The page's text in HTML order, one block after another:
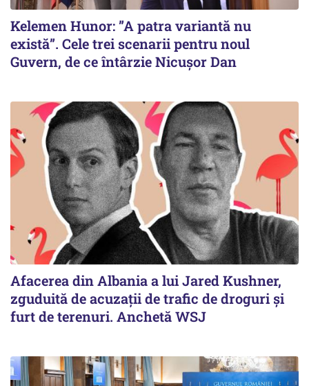
Kelemen Hunor: ”A patra variantă nu
există”. Cele trei scenarii pentru noul
Guvern, de ce întârzie Nicușor Dan
Afacerea din Albania a lui Jared Kushner,
zguduită de acuzații de trafic de droguri și
furt de terenuri. Anchetă WSJ